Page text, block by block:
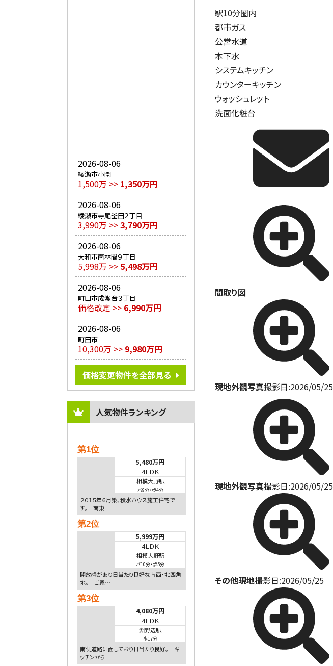
2026-08-06
綾瀬市小園
1,500万 >> 1,350万円
2026-08-06
綾瀬市寺尾釜田２丁目
3,990万 >>3,790万円
2026-08-06
大和市南林間９丁目
5,998万 >> 5,498万円
2026-08-06
町田市成瀬台３丁目
価格改定 >> 6,990万円
2026-08-06
町田市
10,300万 >> 9,980万円
価格変更物件を全部見る
人気物件ランキング
第1位
5,480万円
4ＬＤＫ
相模大野駅
バ9分・歩4分
２０１５年６月築、積水ハウス施工住宅で
す。 南東…
第2位
5,999万円
4ＬＤＫ
相模大野駅
バ10分・歩5分
開放感があり日当たり良好な南西・北西角
地。 ご家…
第3位
4,080万円
4ＬＤＫ
淵野辺駅
歩17分
南側道路に面しており日当たり良好。 キ
ッチンから…
駅10分圏内
都市ガス
公営水道
本下水
システムキッチン
カウンターキッチン
ウォッシュレット
洗面化粧台
間取り図
現地外観写真撮影日:2026/05/25
現地外観写真撮影日:2026/05/25
その他現地撮影日:2026/05/25